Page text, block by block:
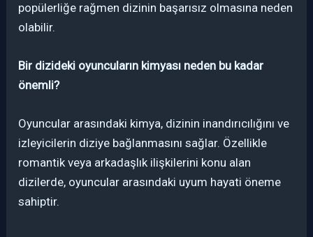
popülerliğe rağmen dizinin başarısız olmasına neden
olabilir.
Bir dizideki oyuncuların kimyası neden bu kadar
önemli?
Oyuncular arasındaki kimya, dizinin inandırıcılığını ve
izleyicilerin diziye bağlanmasını sağlar. Özellikle
romantik veya arkadaşlık ilişkilerini konu alan
dizilerde, oyuncular arasındaki uyum hayati öneme
sahiptir.